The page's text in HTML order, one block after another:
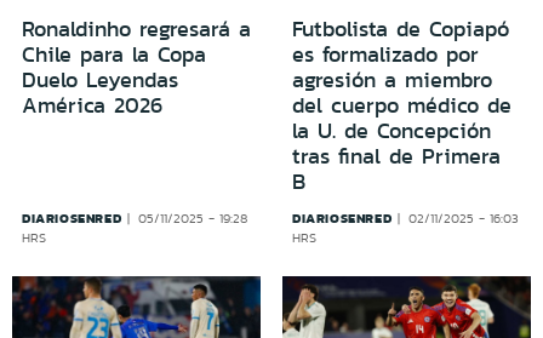
Ronaldinho regresará a
Chile para la Copa
Duelo Leyendas
América 2026
DIARIOSENRED
05/11/2025 - 19:28
HRS
Futbolista de Copiapó
es formalizado por
agresión a miembro
del cuerpo médico de
la U. de Concepción
tras final de Primera
B
DIARIOSENRED
02/11/2025 - 16:03
HRS